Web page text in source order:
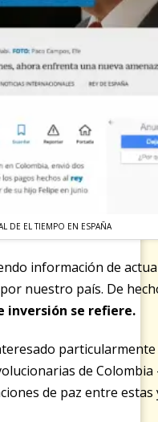
DE EL TIEMPO EN ESPAÑA
información de
nuestro país. De
inversión se refiere.
de
de paz entre